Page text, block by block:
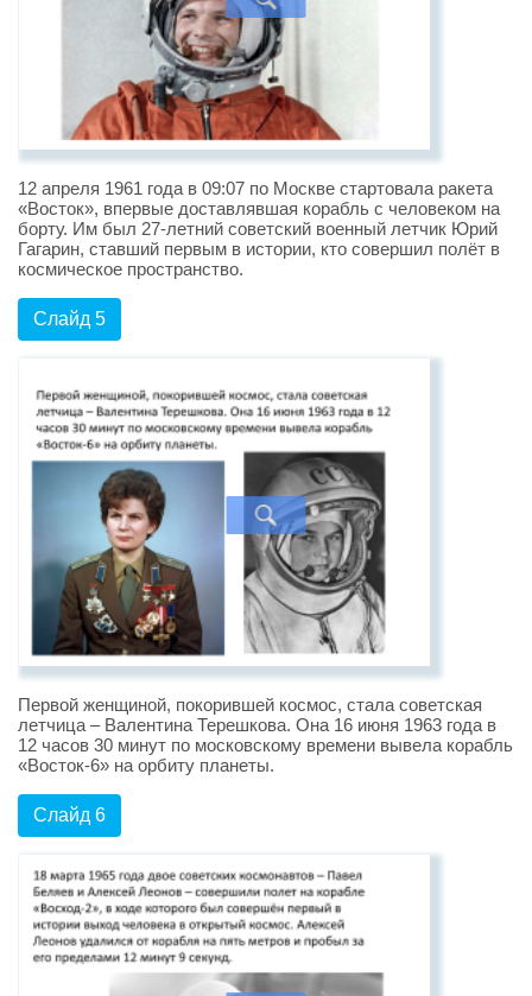
12 апреля 1961 года в 09:07 по Москве стартовала ракета
«Восток», впервые доставлявшая корабль с человеком на
борту. Им был 27-летний советский военный летчик Юрий
Гагарин, ставший первым в истории, кто совершил полёт в
космическое пространство.
Слайд 5
Первой женщиной, покорившей космос, стала советская
летчица – Валентина Терешкова. Она 16 июня 1963 года в
12 часов 30 минут по московскому времени вывела корабль
«Восток-6» на орбиту планеты.
Слайд 6